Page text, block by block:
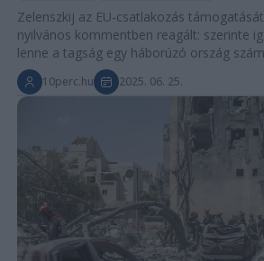
Zelenszkij az EU-csatlakozás
nyilvános kommentben reagált: szerinte
lenne a tagság egy háborúzó ország
10perc.hu 2025. 06. 25.